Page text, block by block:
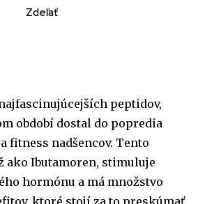
Zdeľať
peptidov,
období dostal do popredia
fitness nadšencov. Tento
ako Ibutamoren, stimuluje
hormónu a má množstvo
ktoré stojí za to preskúmať.